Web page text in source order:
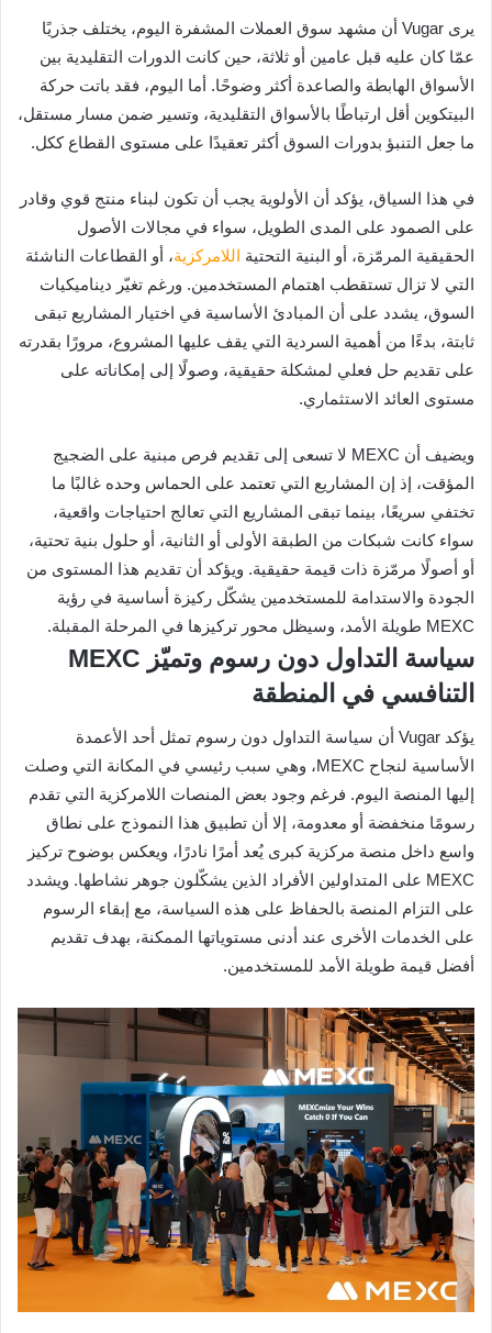
يرى Vugar أن مشهد سوق العملات المشفرة اليوم، يختلف جذريًا
عمّا كان عليه قبل عامين أو ثلاثة، حين كانت الدورات التقليدية بين
الأسواق الهابطة والصاعدة أكثر وضوحًا. أما اليوم، فقد باتت حركة
البيتكوين أقل ارتباطًا بالأسواق التقليدية، وتسير ضمن مسار مستقل،
ما جعل التنبؤ بدورات السوق أكثر تعقيدًا على مستوى القطاع ككل.
في هذا السياق، يؤكد أن الأولوية يجب أن تكون لبناء منتج قوي وقادر
على الصمود على المدى الطويل، سواء في مجالات الأصول
الحقيقية المرمّزة، أو البنية التحتية اللامركزية، أو القطاعات الناشئة
التي لا تزال تستقطب اهتمام المستخدمين. ورغم تغيّر ديناميكيات
السوق، يشدد على أن المبادئ الأساسية في اختيار المشاريع تبقى
ثابتة، بدءًا من أهمية السردية التي يقف عليها المشروع، مرورًا بقدرته
على تقديم حل فعلي لمشكلة حقيقية، وصولًا إلى إمكاناته على
مستوى العائد الاستثماري.
ويضيف أن MEXC لا تسعى إلى تقديم فرص مبنية على الضجيج
المؤقت، إذ إن المشاريع التي تعتمد على الحماس وحده غالبًا ما
تختفي سريعًا، بينما تبقى المشاريع التي تعالج احتياجات واقعية،
سواء كانت شبكات من الطبقة الأولى أو الثانية، أو حلول بنية تحتية،
أو أصولًا مرمّزة ذات قيمة حقيقية. ويؤكد أن تقديم هذا المستوى من
الجودة والاستدامة للمستخدمين يشكّل ركيزة أساسية في رؤية
MEXC طويلة الأمد، وسيظل محور تركيزها في المرحلة المقبلة.
سياسة التداول دون رسوم وتميّز MEXC
التنافسي في المنطقة
يؤكد Vugar أن سياسة التداول دون رسوم تمثل أحد الأعمدة
الأساسية لنجاح MEXC، وهي سبب رئيسي في المكانة التي وصلت
إليها المنصة اليوم. فرغم وجود بعض المنصات اللامركزية التي تقدم
رسومًا منخفضة أو معدومة، إلا أن تطبيق هذا النموذج على نطاق
واسع داخل منصة مركزية كبرى يُعد أمرًا نادرًا، ويعكس بوضوح تركيز
MEXC على المتداولين الأفراد الذين يشكّلون جوهر نشاطها. ويشدد
على التزام المنصة بالحفاظ على هذه السياسة، مع إبقاء الرسوم
على الخدمات الأخرى عند أدنى مستوياتها الممكنة، بهدف تقديم
أفضل قيمة طويلة الأمد للمستخدمين.